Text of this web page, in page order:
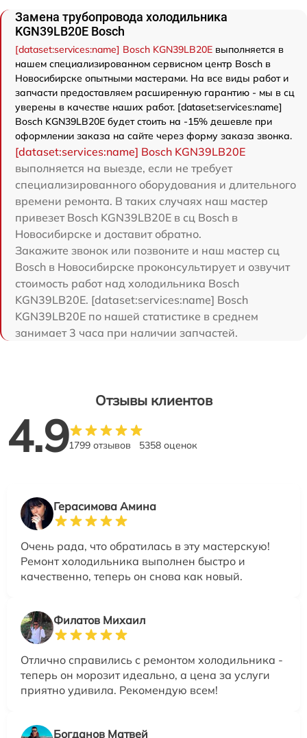
Замена трубопровода холодильника
KGN39LB20E Bosch
[dataset:services:name] Bosch KGN39LB20E выполняется в
нашем специализированном сервисном центр Bosch в
Новосибирске опытными мастерами. На все виды работ и
запчасти предоставляем расширенную гарантию - мы в сц
уверены в качестве наших работ. [dataset:services:name]
Bosch KGN39LB20E будет стоить на -15% дешевле при
оформлении заказа на сайте через форму заказа звонка.
[dataset:services:name] Bosch KGN39LB20E
выполняется на выезде, если не требует
специализированного оборудования и длительного
времени ремонта. В таких случаях наш мастер
привезет Bosch KGN39LB20E в сц Bosch в
Новосибирске и доставит обратно.
Закажите звонок или позвоните и наш мастер сц
Bosch в Новосибирске проконсультирует и озвучит
стоимость работ над холодильника Bosch
KGN39LB20E. [dataset:services:name] Bosch
KGN39LB20E по нашей статистике в среднем
занимает 3 часа при наличии запчастей.
Отзывы клиентов
4.91799 отзывов 5358 оценок
Герасимова Амина
Очень рада, что обратилась в эту мастерскую!
Ремонт холодильника выполнен быстро и
качественно, теперь он снова как новый.
Филатов Михаил
Отлично справились с ремонтом холодильника -
теперь он морозит идеально, а цена за услуги
приятно удивила. Рекомендую всем!
Богданов Матвей